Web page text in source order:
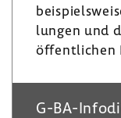
lungen und
öffent­li­chen
G-​BA-